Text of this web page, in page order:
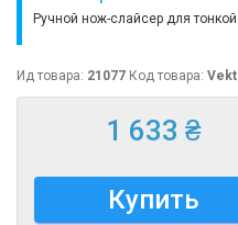
Ручной нож-слайсер для
Ид товара: 21077 Код товара:
1 633 ₴
Купить